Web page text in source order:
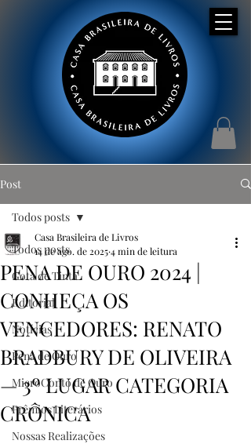
Post
Todos posts
Gota de Tinta
Editorial
Notícias
Pena de Ouro
MicroConto de Ouro
Prêmios Literários
Nossas Realizações
Todos posts
PENA DE OURO 2024 |
CONHEÇA OS
VENCEDORES: RENATO
BRADBURY DE OLIVEIRA
— 3º LUGAR CATEGORIA
CRÔNICA
Casa Brasileira de Livros
14 de ago. de 20254 min de leitura